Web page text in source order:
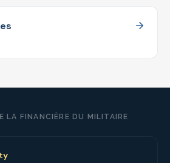
LA FINANCIÈRE DU MILITAIRE